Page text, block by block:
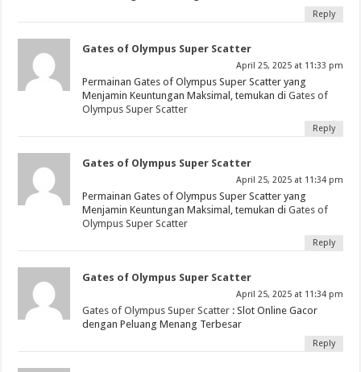
Reply
Gates of Olympus Super Scatter
April 25, 2025 at 11:33 pm
Permainan Gates of Olympus Super Scatter yang
Menjamin Keuntungan Maksimal, temukan diGates of
Olympus Super Scatter
Reply
Gates of Olympus Super Scatter
April 25, 2025 at 11:34 pm
Permainan Gates of Olympus Super Scatter yang
Menjamin Keuntungan Maksimal, temukan diGates of
Olympus Super Scatter
Reply
Gates of Olympus Super Scatter
April 25, 2025 at 11:34 pm
Gates of Olympus Super Scatter : Slot Online Gacor
dengan Peluang Menang Terbesar
Reply